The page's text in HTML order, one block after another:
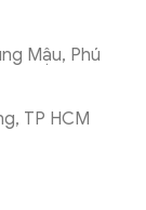
Mậu, Phú
TP HCM